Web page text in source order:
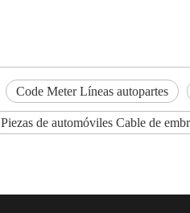
Code Meter Líneas autopartes
Piezas de automóviles Cable de